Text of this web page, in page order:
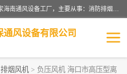
海南鑫艺达通风设备有限公司是一家海南通风设备工厂，主要从事：消防排烟工程、油烟净化工程、厨房排烟工程、酒店厨房设备、新风排风系统、镀锌铁皮管道加工、暖通工程、通风管道安装、消防火阀百叶风口等业务。公司拥有管道及配件一体化工厂生产线，良好的售后服务，良好的设计团队，良好的施工团队、良好管理人员，掌握畅通丰富的信息、市场渠道。
风设备有限公司
排烟风机 > 负压风机 海口市高压型离